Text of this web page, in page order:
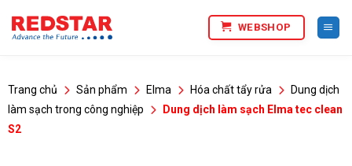
qua
WEBSHOP
Trang chủ Sản phẩm Elma Hóa chất tẩy rửa
Dung dịch
làm sạch trong công nghiệp
Dung dịch làm sạch Elma tec clean
S2